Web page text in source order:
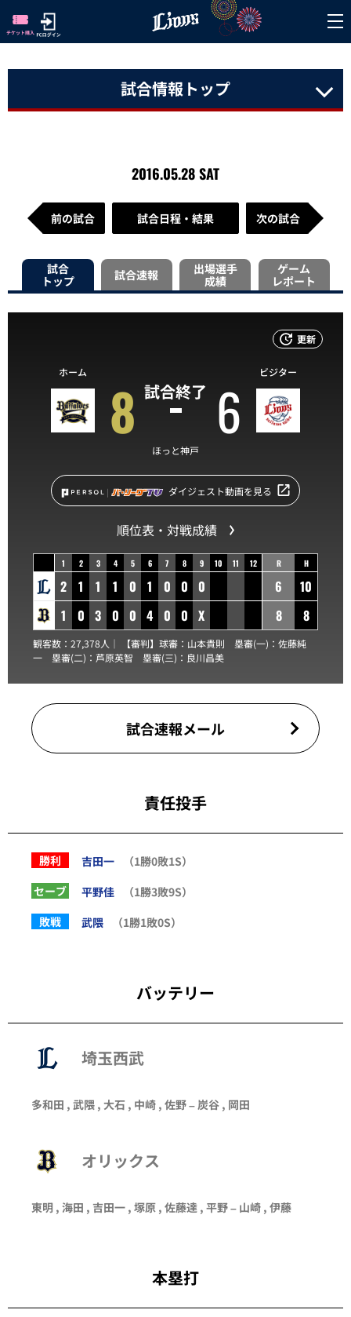
試合情報トップ
2016.05.28 SAT
前の試合 試合日程・結果 次の試合
試合
トップ
試合速報
出場選手
成績
ゲーム
レポート
更新
試合終了
ホーム
8 6
ビジター
ほっと神戸
ダイジェスト動画を見る
順位表・対戦成績
1 2 3 4 5 6 7 8 9 10 11 12
2 1 1 1 0 1 0 0 0
1
0 3 0 0 4 0 0 X
R H
6
10
8
8
観客数：27,378人｜ 【審判】球審： 山本貴則 塁審(一)： 佐藤純
一 塁審(二)： 芦原英智 塁審(三)： 良川昌美
試合速報メール
責任投手
勝利 吉田一
（1勝0敗1S）
セーブ
平野佳
（1勝3敗9S）
敗戦
武隈 （1勝1敗0S）
バッテリー
埼玉西武
多和田 , 武隈 , 大石 , 中崎 , 佐野–炭谷 , 岡田
オリックス
東明 , 海田 , 吉田一 , 塚原 , 佐藤達 , 平野 – 山崎 , 伊藤
本塁打